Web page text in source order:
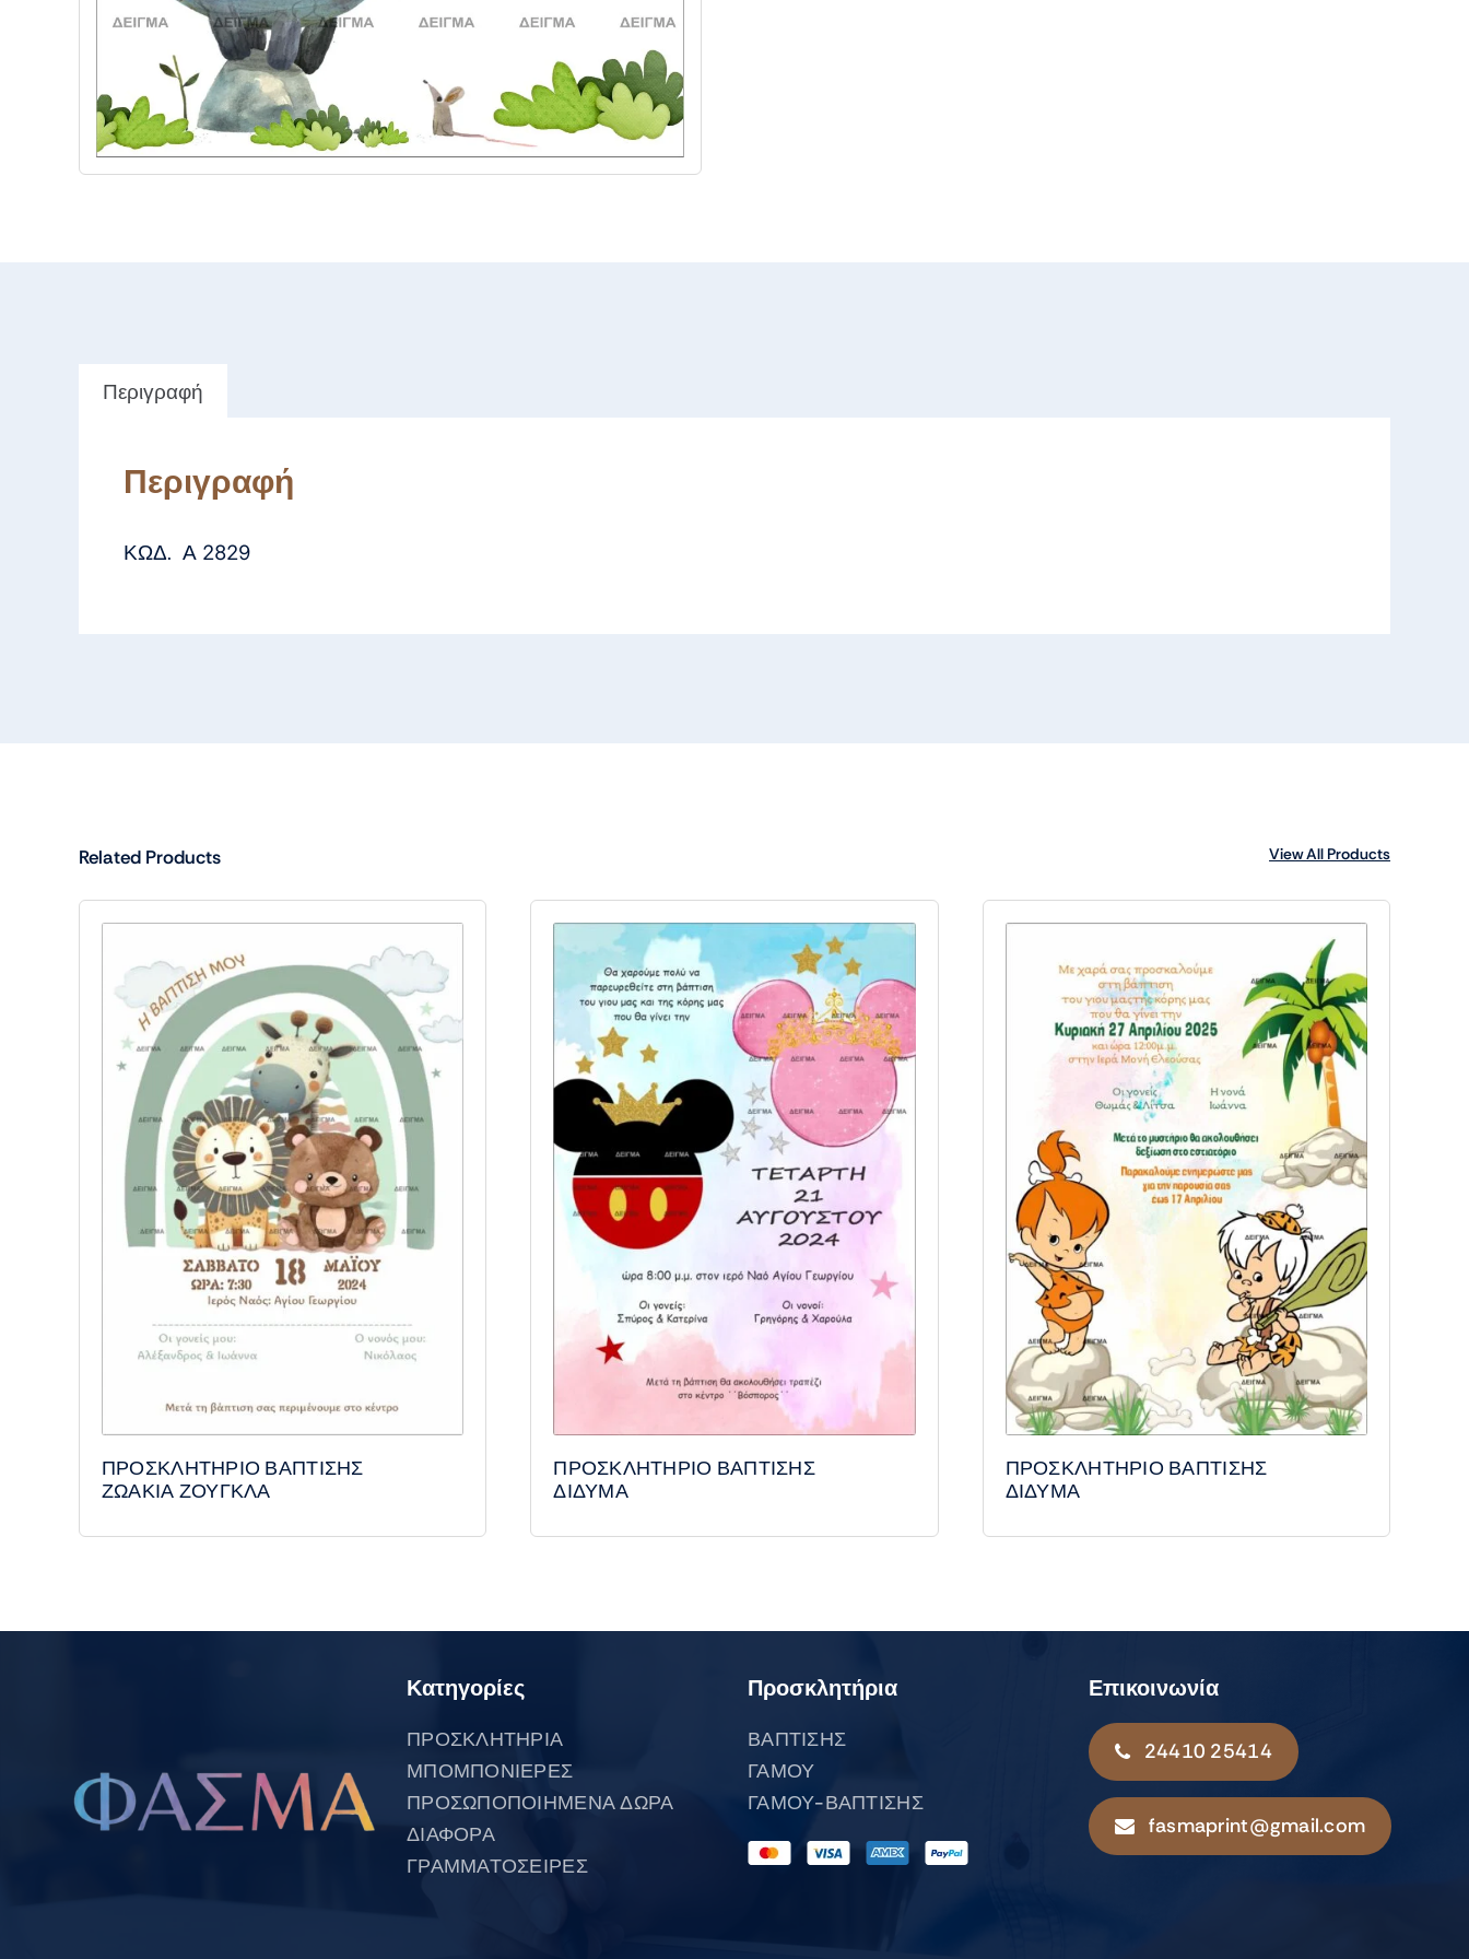
Περιγραφή
Περιγραφή
ΚΩΔ. Α 2829
Related Products View All Products
ΠΡΟΣΚΛΗΤΗΡΙΟ ΒΑΠΤΙΣΗΣ
ΖΩΑΚΙΑ ΖΟΥΓΚΛΑ
ΠΡΟΣΚΛΗΤΗΡΙΟ ΒΑΠΤΙΣΗΣ
ΔΙΔΥΜΑ
ΠΡΟΣΚΛΗΤΗΡΙΟ ΒΑΠΤΙΣΗΣ
ΔΙΔΥΜΑ
Κατηγορίες
ΠΡΟΣΚΛΗΤΗΡΙΑ
ΜΠΟΜΠΟΝΙΕΡΕΣ
ΠΡΟΣΩΠΟΠΟΙΗΜΕΝΑ ΔΩΡΑ
ΔΙΑΦΟΡΑ
ΓΡΑΜΜΑΤΟΣΕΙΡΕΣ
Προσκλητήρια
ΒΑΠΤΙΣΗΣ
ΓΑΜΟΥ
ΓΑΜΟΥ-ΒΑΠΤΙΣΗΣ
Επικοινωνία
24410 25414
fasmaprint@gmail.com